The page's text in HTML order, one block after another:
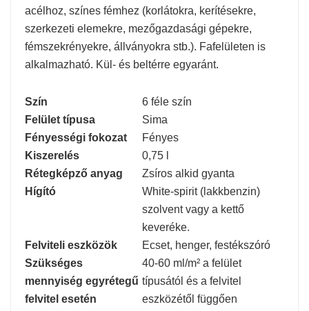
acélhoz, színes fémhez (korlátokra, kerítésekre,
szerkezeti elemekre, mezőgazdasági gépekre,
fémszekrényekre, állványokra stb.). Fafelületen is
alkalmazható. Kül- és beltérre egyaránt.
Szín
6 féle szín
Felület típusa
Sima
Fényességi fokozat
Fényes
Kiszerelés
0,75 l
Rétegképző anyag
Zsíros alkid gyanta
Hígító
White-spirit (lakkbenzin)
szolvent vagy a kettő
keveréke.
Felviteli eszközök
Ecset, henger, festékszóró
Szükséges
mennyiség egyrétegű
felvitel esetén
40-60 ml/m² a felület
típusától és a felvitel
eszközétől függően